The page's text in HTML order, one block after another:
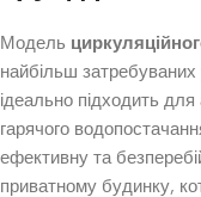
Модель
найбільш затребуваних
ідеально підходить
гарячого
ефективну та
приватному будинку,